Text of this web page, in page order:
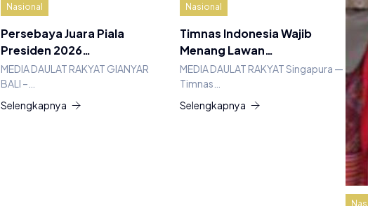
Nasional
Persebaya Juara Piala
Presiden 2026…
MEDIA DAULAT RAKYAT GIANYAR
BALI –…
Selengkapnya
Nasional
Timnas Indonesia Wajib
Menang Lawan…
MEDIA DAULAT RAKYAT Singapura —
Timnas…
Selengkapnya